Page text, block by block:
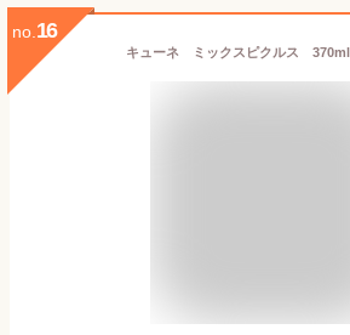
no. 16
キューネ ミックスピクルス